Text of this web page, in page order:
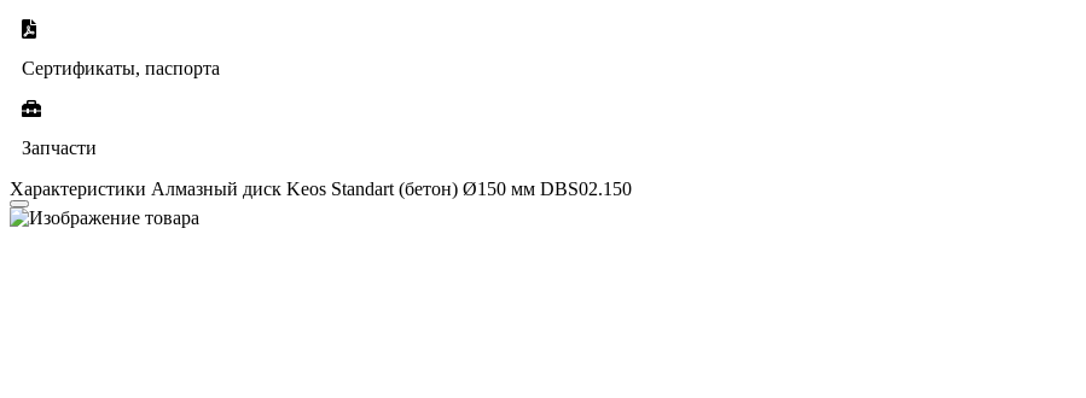
Сертификаты, паспорта
Запчасти
Характеристики Алмазный диск Keos Standart (бетон) Ø150 мм DBS02.150